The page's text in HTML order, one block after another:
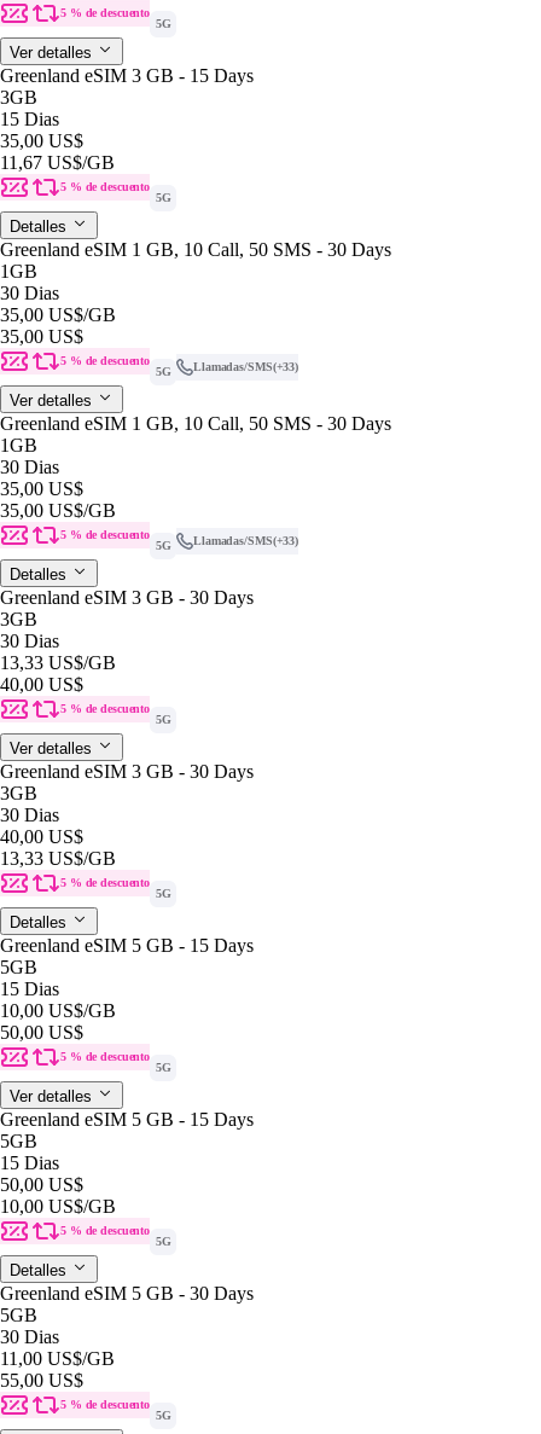
5 % de descuento
5G
Ver detalles
Greenland eSIM 3 GB - 15 Days
3GB
15 Dias
35,00 US$
11,67 US$/GB
5 % de descuento
5G
Detalles
Greenland eSIM 1 GB, 10 Call, 50 SMS - 30 Days
1GB
30 Dias
35,00 US$/GB
35,00 US$
5 % de descuento
5G
Llamadas/SMS(+33)
Ver detalles
Greenland eSIM 1 GB, 10 Call, 50 SMS - 30 Days
1GB
30 Dias
35,00 US$
35,00 US$/GB
5 % de descuento
5G
Llamadas/SMS(+33)
Detalles
Greenland eSIM 3 GB - 30 Days
3GB
30 Dias
13,33 US$/GB
40,00 US$
5 % de descuento
5G
Ver detalles
Greenland eSIM 3 GB - 30 Days
3GB
30 Dias
40,00 US$
13,33 US$/GB
5 % de descuento
5G
Detalles
Greenland eSIM 5 GB - 15 Days
5GB
15 Dias
10,00 US$/GB
50,00 US$
5 % de descuento
5G
Ver detalles
Greenland eSIM 5 GB - 15 Days
5GB
15 Dias
50,00 US$
10,00 US$/GB
5 % de descuento
5G
Detalles
Greenland eSIM 5 GB - 30 Days
5GB
30 Dias
11,00 US$/GB
55,00 US$
5 % de descuento
5G